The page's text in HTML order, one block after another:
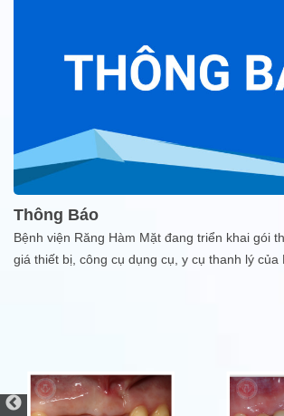
Thông Báo
Bệnh viện Răng Hàm Mặt đang triển khai gói
giá thiết bị, công cụ dụng cụ, y cụ thanh lý của